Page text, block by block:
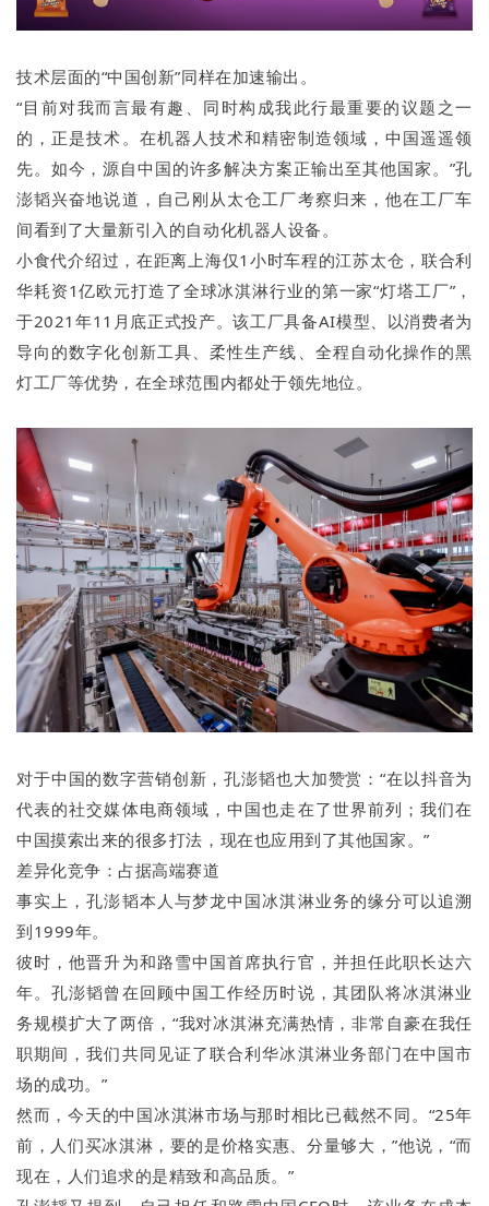
技术层面的“中国创新”同样在加速输出。
“目前对我而言最有趣、同时构成我此行最重要的议题之一
的，正是技术。在机器人技术和精密制造领域，中国遥遥领
先。如今，源自中国的许多解决方案正输出至其他国家。”孔
澎韬兴奋地说道，自己刚从太仓工厂考察归来，他在工厂车
间看到了大量新引入的自动化机器人设备。
小食代介绍过，在距离上海仅1小时车程的江苏太仓，联合利
华耗资1亿欧元打造了全球冰淇淋行业的第一家“灯塔工厂”，
于2021年11月底正式投产。该工厂具备AI模型、以消费者为
导向的数字化创新工具、柔性生产线、全程自动化操作的黑
灯工厂等优势，在全球范围内都处于领先地位。
对于中国的数字营销创新，孔澎韬也大加赞赏：“在以抖音为
代表的社交媒体电商领域，中国也走在了世界前列；我们在
中国摸索出来的很多打法，现在也应用到了其他国家。”
差异化竞争：占据高端赛道
事实上，孔澎韬本人与梦龙中国冰淇淋业务的缘分可以追溯
到1999年。
彼时，他晋升为和路雪中国首席执行官，并担任此职长达六
年。孔澎韬曾在回顾中国工作经历时说，其团队将冰淇淋业
务规模扩大了两倍，“我对冰淇淋充满热情，非常自豪在我任
职期间，我们共同见证了联合利华冰淇淋业务部门在中国市
场的成功。”
然而，今天的中国冰淇淋市场与那时相比已截然不同。“25年
前，人们买冰淇淋，要的是价格实惠、分量够大，”他说，“而
现在，人们追求的是精致和高品质。”